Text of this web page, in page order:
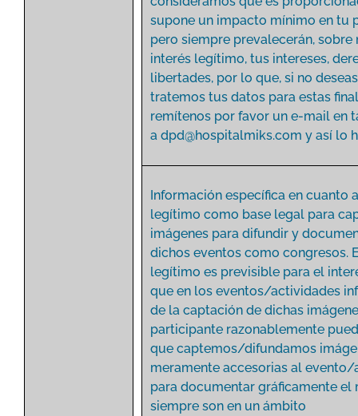
supone un impacto mínimo en tu
pero siempre prevalecerán, sobre
interés legítimo, tus intereses,
libertades, por lo que, si no
tratemos tus datos para estas
remítenos por favor un e-mail en
a dpd@hospitalmiks.com y así lo
Información específica en cuanto
legítimo como base legal para
imágenes para difundir y
dichos eventos como congresos.
legítimo es previsible para el
que en los eventos/actividades
de la captación de dichas
participante razonablemente
que captemos/difundamos
meramente accesorias al
para documentar gráficamente el
siempre son en un ámbito